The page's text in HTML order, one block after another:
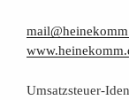
Umsatz­steu­er-